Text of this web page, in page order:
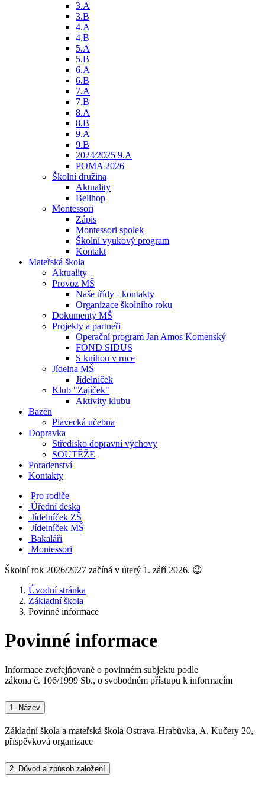
3.A
3.B
4.A
4.B
5.A
5.B
6.A
6.B
7.A
7.B
8.A
8.B
9.A
9.B
2024⁄2025 9.A
POMA 2026
Školní družina
Aktuality
Bellhop
Montessori
Zápis
Montessori spolek
Školní vyukový program
Kontakt
Mateřská škola
Aktuality
Provoz MŠ
Naše třídy - kontakty
Organizace školního roku
Dokumenty MŠ
Projekty a partneři
Operační program Jan Amos Komenský
FOND SIDUS
S knihou v ruce
Jídelna MŠ
Jídelníček
Klub "Zajíček"
Aktivity klubu
Bazén
Plavecká učebna
Dopravka
Středisko dopravní výchovy
SOUTĚŽE
Poradenství
Kontakty
Pro rodiče
Úřední deska
Jídelníček ZŠ
Jídelníček MŠ
Bakaláři
Montessori
Školní rok 2026/2027 začíná v úterý 1. září 2026. 😉
Úvodní stránka
Základní škola
Povinné informace
Povinné informace
Informace zveřejňované o povinném subjektu podle
zákona č. 106/1999 Sb., o svobodném přístupu k informacím
1. Název
Základní škola a mateřská škola Ostrava-Hrabůvka, A. Kučery 20,
příspěvková organizace
2. Důvod a způsob založení